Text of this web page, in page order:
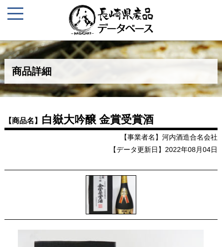
商品詳細
【商品名】 白嶽大吟醸 金賞受賞酒
【事業者名】河内酒造合名会社
【データ更新日】2022年08月04日